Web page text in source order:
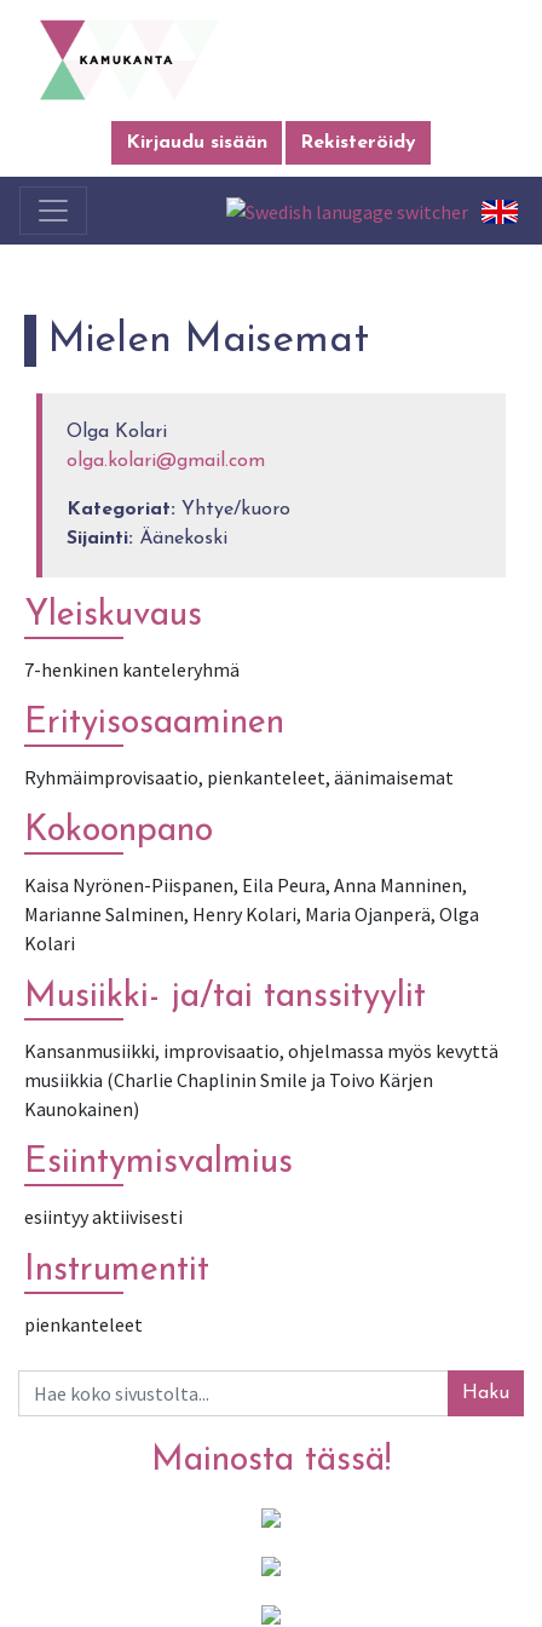
Kirjaudu sisään Rekisteröidy
Mielen Maisemat
Olga Kolari
olga.kolari@gmail.com
Kategoriat: Yhtye/kuoro
Sijainti: Äänekoski
Yleiskuvaus
7-henkinen kanteleryhmä
Erityisosaaminen
Ryhmäimprovisaatio, pienkanteleet, äänimaisemat
Kokoonpano
Kaisa Nyrönen-Piispanen, Eila Peura, Anna Manninen,
Marianne Salminen, Henry Kolari, Maria Ojanperä, Olga
Kolari
Musiikki- ja/tai tanssityylit
Kansanmusiikki, improvisaatio, ohjelmassa myös kevyttä
musiikkia (Charlie Chaplinin Smile ja Toivo Kärjen
Kaunokainen)
Esiintymisvalmius
esiintyy aktiivisesti
Instrumentit
pienkanteleet
Haku
Mainosta tässä!